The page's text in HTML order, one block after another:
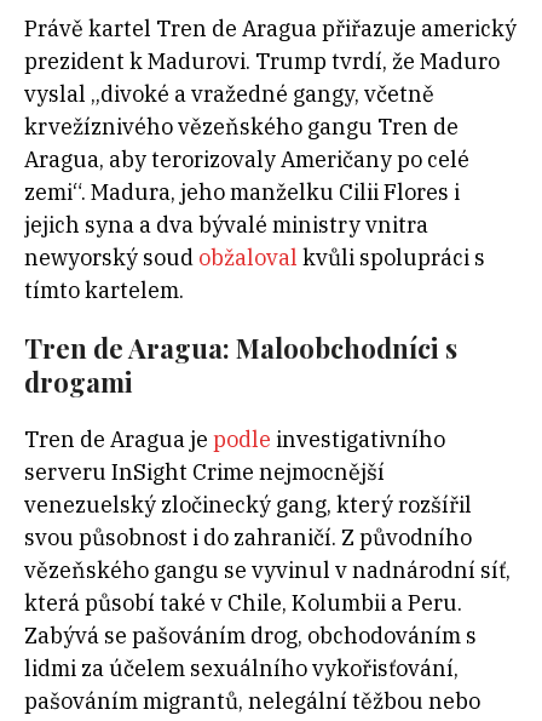
Právě kartel Tren de Aragua přiřazuje americký
prezident k Madurovi. Trump tvrdí, že Maduro
vyslal „divoké a vražedné gangy, včetně
krvežíznivého vězeňského gangu Tren de
Aragua, aby terorizovaly Američany po celé
zemi“. Madura, jeho manželku Cilii Flores i
jejich syna a dva bývalé ministry vnitra
newyorský soud obžaloval kvůli spolupráci s
tímto kartelem.
Tren de Aragua: Maloobchodníci s
drogami
Tren de Aragua je podle investigativního
serveru InSight Crime nejmocnější
venezuelský zločinecký gang, který rozšířil
svou působnost i do zahraničí. Z původního
vězeňského gangu se vyvinul v nadnárodní síť,
která působí také v Chile, Kolumbii a Peru.
Zabývá se pašováním drog, obchodováním s
lidmi za účelem sexuálního vykořisťování,
pašováním migrantů, nelegální těžbou nebo